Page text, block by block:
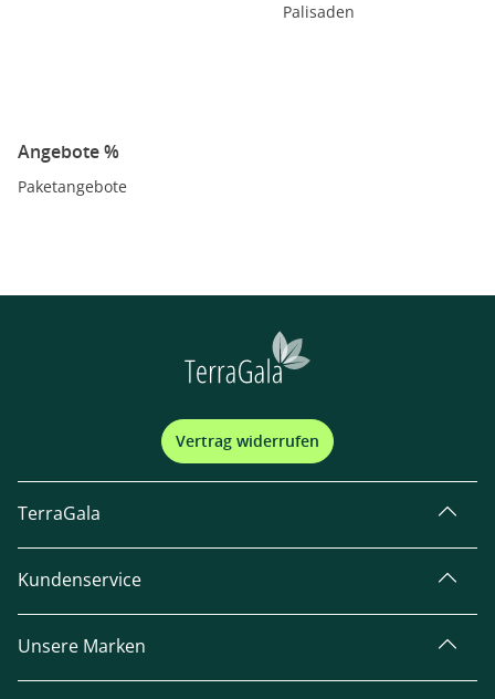
Palisaden
Angebote %
Paketangebote
Vertrag widerrufen
TerraGala
Kundenservice
Unsere Marken